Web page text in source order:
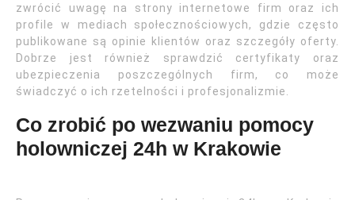
zwrócić uwagę na strony internetowe firm oraz ich
profile w mediach społecznościowych, gdzie często
publikowane są opinie klientów oraz szczegóły oferty.
Dobrze jest również sprawdzić certyfikaty oraz
ubezpieczenia poszczególnych firm, co może
świadczyć o ich rzetelności i profesjonalizmie.
Co zrobić po wezwaniu pomocy
holowniczej 24h w Krakowie